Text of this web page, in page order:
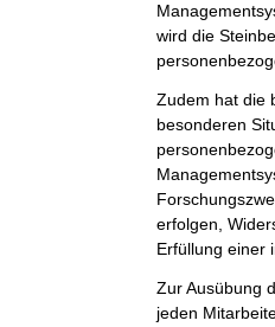
wird die
Zudem hat die
besonderen
erfolgen,
Erfüllung einer
Zur Ausübung
jeden